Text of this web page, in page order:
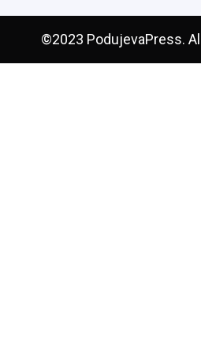
©2023 PodujevaPress.